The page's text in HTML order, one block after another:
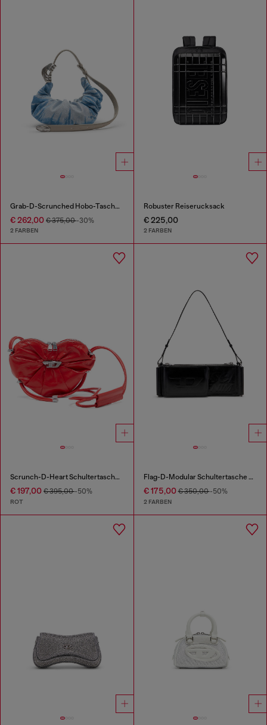
Grab-D-Scrunched Hobo-Tasche aus Satin-Denim
€ 262,00 € 375,00-30%
2 FARBEN
Robuster Reiserucksack
€ 225,00
2 FARBEN
Scrunch-D-Heart Schultertasche aus geknautschtem Leder
€ 197,00 € 395,00-50%
ROT
Flag-D-Modular Schultertasche mit geprägtem Logo
€ 175,00€ 350,00-50%
2 FARBEN